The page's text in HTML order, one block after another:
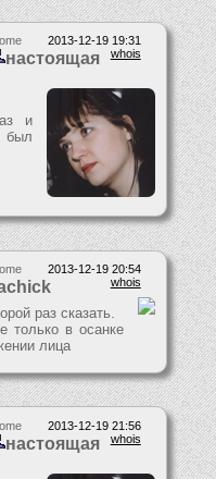
2013-12-19 19:31
whois
настоящая
и
2013-12-19 20:54
whois
раз сказать.
только в осанке
лица
2013-12-19 21:56
whois
настоящая